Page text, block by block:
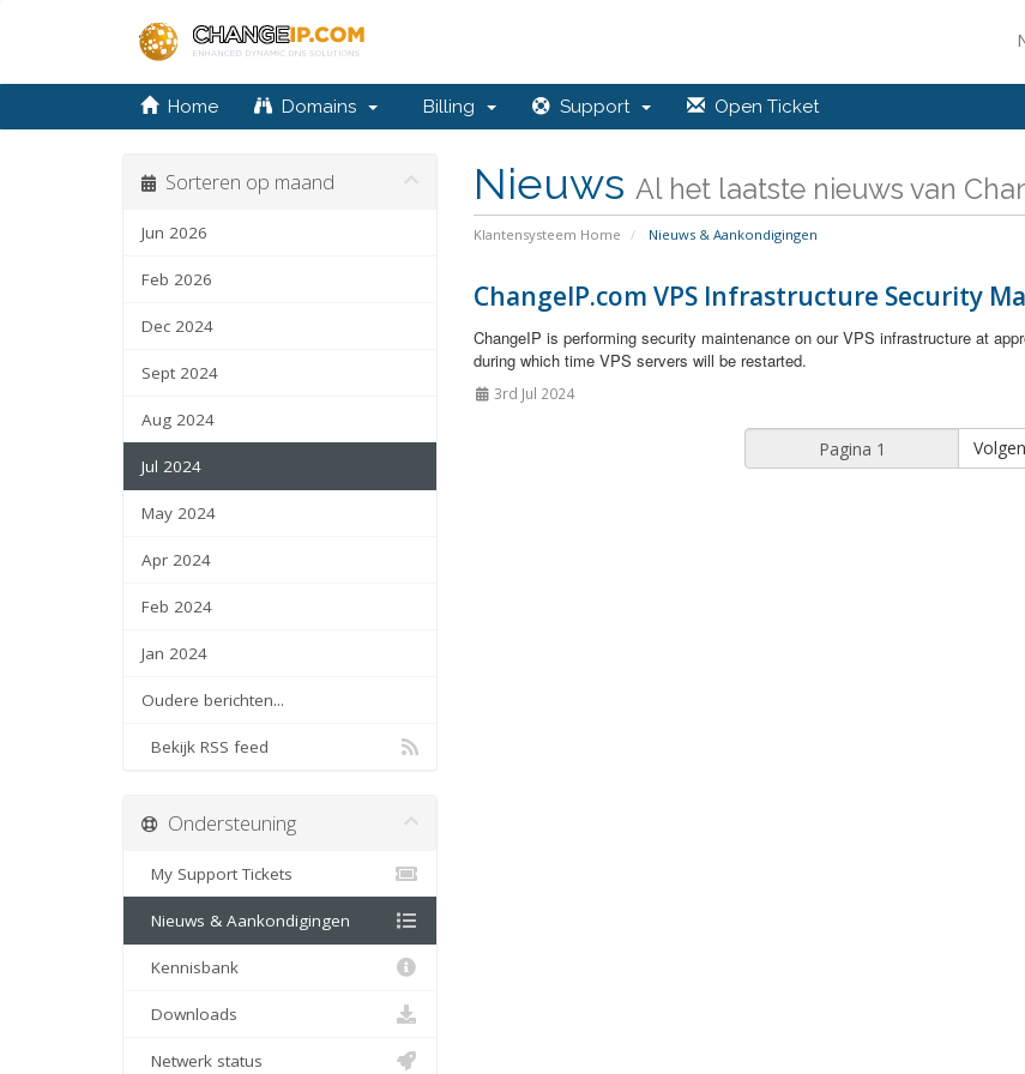
Home Domains Billing Support Open Ticket
Nieuws Al het laatste nieuws van
Klantensysteem Home Nieuws & Aankondigingen
Sorteren op maand
Jun 2026
Feb 2026
Dec 2024
Sept 2024
Aug 2024
Jul 2024
May 2024
Apr 2024
Feb 2024
Jan 2024
Oudere berichten...
Bekijk RSS feed
ChangeIP.com VPS Infrastructure Security
ChangeIP is performing security maintenance on our VPS infrastructure at
during which time VPS servers will be restarted.
3rd Jul 2024
Ondersteuning
My Support Tickets
Nieuws & Aankondigingen
Kennisbank
Downloads
Netwerk status